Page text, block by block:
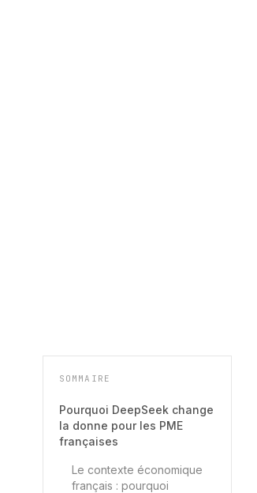
SOMMAIRE
Pourquoi DeepSeek change
la donne pour les PME
françaises
Le contexte économique
français : pourquoi